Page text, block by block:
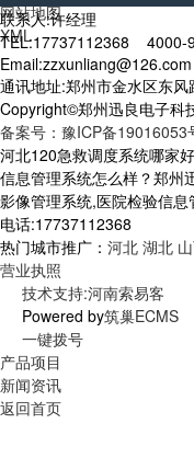
网站地图
XML
联系人:许经理
TEL:17737112368 4000-
Email:zzxunliang@126.com
通讯地址:郑州市金水区东风
Copyright©郑州迅良电子科
备案号：豫ICP备19016053
河北120急救调度系统哪家
信息管理系统怎么样？郑州
影像管理系统,医院检验信
电话:17737112368
热门城市推广： 河北 湖北
营业执照
技术支持:河南索易客
Powered by筑巢ECMS
一键拨号
产品项目
新闻资讯
返回首页